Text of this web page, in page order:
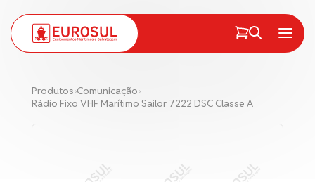
Menu
Produtos›Comunicação›
Rádio Fixo VHF Marítimo Sailor 7222 DSC Classe A